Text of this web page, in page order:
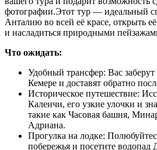
фотографии.Этот тур — идеальный
Анталию во всей её красе, открыть
и насладиться природными
Что ожидать:
Удобный трансфер: Вас заберут
Кемере и доставят обратно
Историческое путешествие:
Калеичи, его узкие улочки и
такие как Часовая башня,
Адриана.
Прогулка на лодке:
побережья и посетите водопад